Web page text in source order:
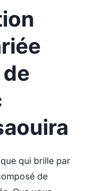
qui brille par
de